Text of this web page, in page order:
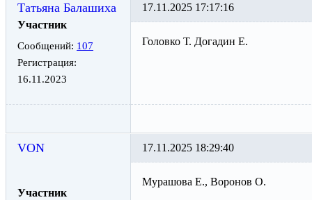
Татьяна Балашиха
Участник
Сообщений: 107
Регистрация:
16.11.2023
17.11.2025 17:17:16
Головко Т. Догадин Е.
VON
Участник
17.11.2025 18:29:40
Мурашова Е., Воронов О.